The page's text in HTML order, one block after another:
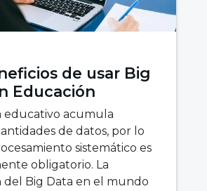
de usar Big
Educación
educativo acumula
de datos, por lo
sistemático es
obligatorio. La
del Big Data en el mundo